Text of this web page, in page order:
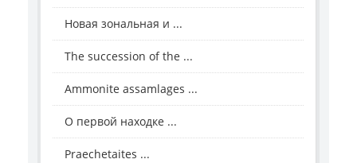
Новая зональная и ...
The succession of the ...
Ammonite assamlages ...
О первой находке ...
Praechetaites ...